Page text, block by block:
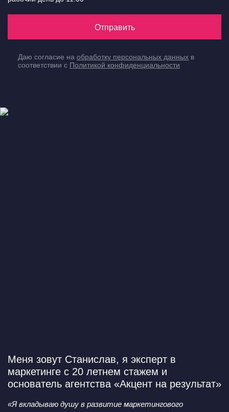
Отправить
Даю согласие на обработку персональных данных в
соответствии с Политикой конфиденциальности
Меня зовут Станислав, я эксперт в
маркетинге с 20 летнем стажем и
основатель агентства «Акцент на результат»
«Я вкладываю душу в развитие маркетингового